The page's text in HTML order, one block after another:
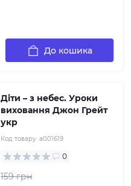
До кошика
Діти – з небес. Уроки
виховання Джон Грейт
укр
Код товару: а001619
0
159 грн